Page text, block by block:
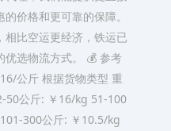
价格和更可靠的保障。
相比空运更经济，铁运已
优选物流方式。 💰 参考
公斤 根据货物类型 重
50公斤: ￥16/kg 51-100
300公斤: ￥10.5/kg